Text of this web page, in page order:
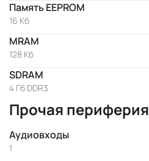
Память EEPROM
16 Кб
MRAM
128 Кб
SDRAM
4 Гб DDR3
Прочая периферия
Аудиовходы
1